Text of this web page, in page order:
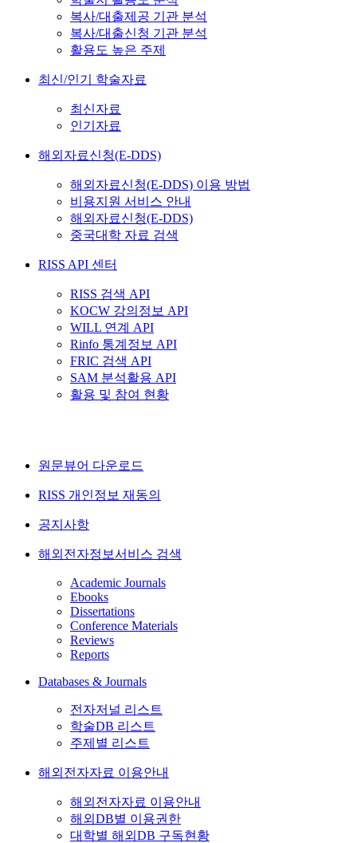
복사/대출제공 기관 분석
복사/대출신청 기관 분석
활용도 높은 주제
최신/인기 학술자료
최신자료
인기자료
해외자료신청(E-DDS)
해외자료신청(E-DDS) 이용 방법
비용지원 서비스 안내
해외자료신청(E-DDS)
중국대학 자료 검색
RISS API 센터
RISS 검색 API
KOCW 강의정보 API
WILL 연계 API
Rinfo 통계정보 API
FRIC 검색 API
SAM 분석활용 API
활용 및 참여 현황
원문뷰어 다운로드
RISS 개인정보 재동의
공지사항
해외전자정보서비스 검색
Academic Journals
Ebooks
Dissertations
Conference Materials
Reviews
Reports
Databases & Journals
전자저널 리스트
학술DB 리스트
주제별 리스트
해외전자자료 이용안내
해외전자자료 이용안내
해외DB별 이용권한
대학별 해외DB 구독현황